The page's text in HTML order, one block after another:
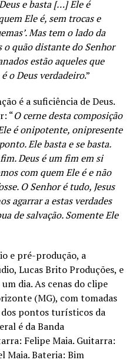
e basta […] Ele é
Ele é, sem trocas e
Mas tem o lado da
o quão distante do Senhor
estão aqueles que
o Deus verdadeiro.”
é a suficiência de Deus.
“O cerne desta composição
é onipotente, onipresente
Ele basta e se basta.
Deus é um fim em si
com quem Ele é e não
O Senhor é tudo, Jesus
agarrar a estas verdades
de salvação. Somente Ele
e pré-produção, a
Lucas Brito Produções, e
dia. As cenas do clipe
(MG), com tomadas
pontos turísticos da
é da Banda
Felipe Maia. Guitarra:
Maia. Bateria: Bim